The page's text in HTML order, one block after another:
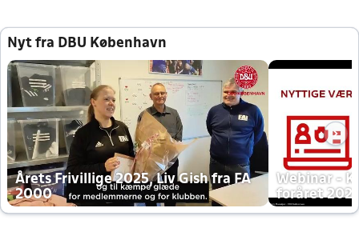
Nyt fra DBU København
Årets Frivillige 2025, Liv Gish fra FA
2000
Webinar -
foråret